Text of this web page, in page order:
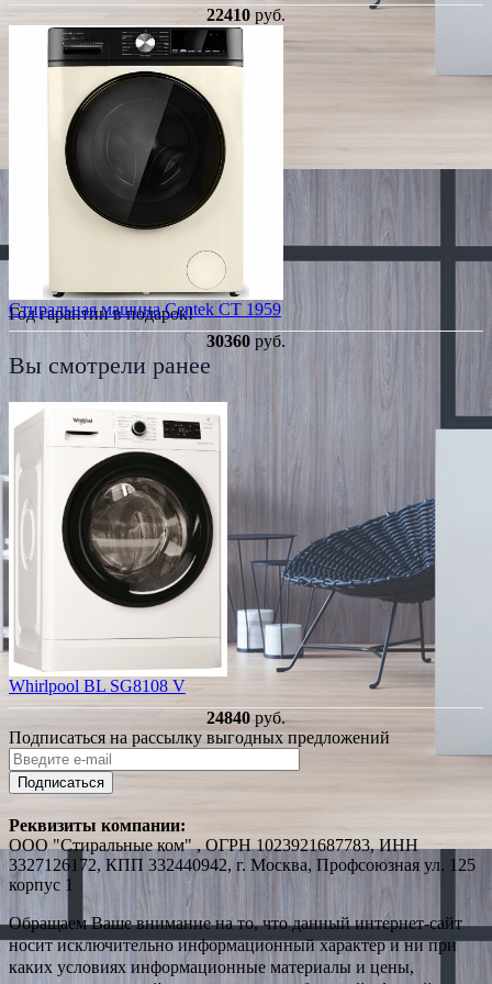
22410 руб.
Год гарантии в подарок!
Стиральная машина Centek CT 1959
30360 руб.
Вы смотрели ранее
Whirlpool BL SG8108 V
24840руб.
Подписаться на рассылку выгодных предложений
Подписаться
Реквизиты компании:
ООО "Стиральные ком" , ОГРН 1023921687783, ИНН
3327126172, КПП 332440942, г. Москва, Профсоюзная ул. 125
корпус 1
Обращаем Ваше внимание на то, что данный интернет-сайт
носит исключительно информационный характер и ни при
каких условиях информационные материалы и цены,